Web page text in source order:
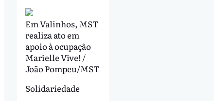
Em Valinhos, MST
realiza ato em
apoio à ocupação
Marielle Vive! /
João Pompeu/MST
Solidariedade